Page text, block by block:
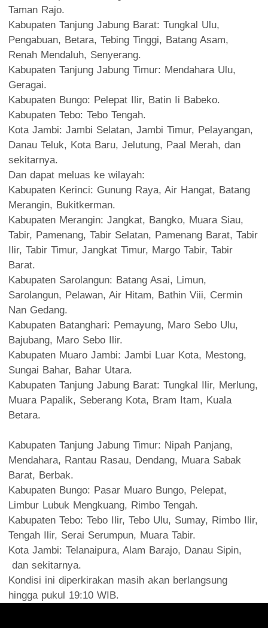
Taman Rajo.
Kabupaten Tanjung Jabung Barat: Tungkal Ulu,
Pengabuan, Betara, Tebing Tinggi, Batang Asam,
Renah Mendaluh, Senyerang.
Kabupaten Tanjung Jabung Timur: Mendahara Ulu,
Geragai.
Kabupaten Bungo: Pelepat Ilir, Batin Ii Babeko.
Kabupaten Tebo: Tebo Tengah.
Kota Jambi: Jambi Selatan, Jambi Timur, Pelayangan,
Danau Teluk, Kota Baru, Jelutung, Paal Merah, dan
sekitarnya.
Dan dapat meluas ke wilayah:
Kabupaten Kerinci: Gunung Raya, Air Hangat, Batang
Merangin, Bukitkerman.
Kabupaten Merangin: Jangkat, Bangko, Muara Siau,
Tabir, Pamenang, Tabir Selatan, Pamenang Barat, Tabir
Ilir, Tabir Timur, Jangkat Timur, Margo Tabir, Tabir
Barat.
Kabupaten Sarolangun: Batang Asai, Limun,
Sarolangun, Pelawan, Air Hitam, Bathin Viii, Cermin
Nan Gedang.
Kabupaten Batanghari: Pemayung, Maro Sebo Ulu,
Bajubang, Maro Sebo Ilir.
Kabupaten Muaro Jambi: Jambi Luar Kota, Mestong,
Sungai Bahar, Bahar Utara.
Kabupaten Tanjung Jabung Barat: Tungkal Ilir, Merlung,
Muara Papalik, Seberang Kota, Bram Itam, Kuala
Betara.
Kabupaten Tanjung Jabung Timur: Nipah Panjang,
Mendahara, Rantau Rasau, Dendang, Muara Sabak
Barat, Berbak.
Kabupaten Bungo: Pasar Muaro Bungo, Pelepat,
Limbur Lubuk Mengkuang, Rimbo Tengah.
Kabupaten Tebo: Tebo Ilir, Tebo Ulu, Sumay, Rimbo Ilir,
Tengah Ilir, Serai Serumpun, Muara Tabir.
Kota Jambi: Telanaipura, Alam Barajo, Danau Sipin,
dan sekitarnya.
Kondisi ini diperkirakan masih akan berlangsung
hingga pukul 19:10 WIB.